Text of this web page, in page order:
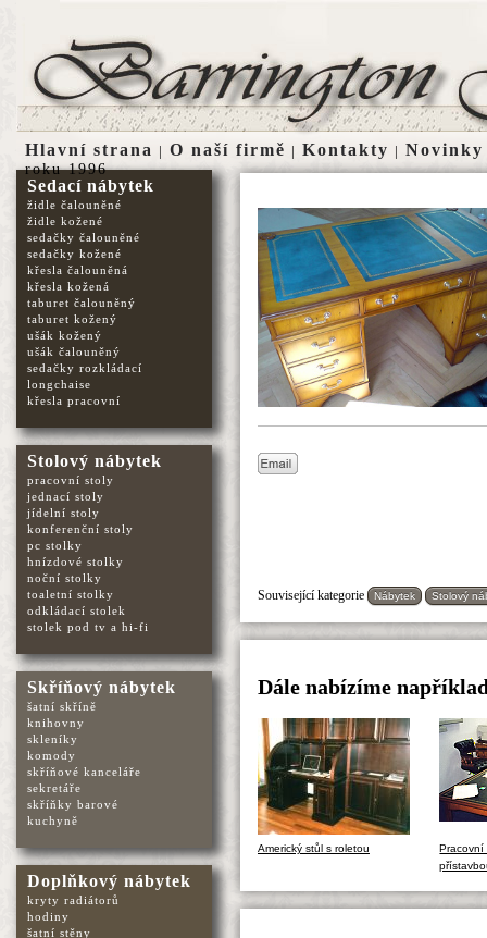
Související kategorie Nábytek Stolový
Dále nabízíme
Americký stůl s roletou
Pracovní
Sedací nábytek
židle čalouněné
židle kožené
sedačky čalouněné
sedačky kožené
křesla čalouněná
křesla kožená
taburet čalouněný
taburet kožený
ušák kožený
ušák čalouněný
sedačky rozkládací
longchaise
křesla pracovní
Stolový nábytek
pracovní stoly
jednací stoly
jídelní stoly
konferenční stoly
pc stolky
hnízdové stolky
noční stolky
toaletní stolky
odkládací stolek
stolek pod tv a hi-fi
Skříňový nábytek
šatní skříně
knihovny
skleníky
komody
skříňové kanceláře
sekretáře
skříňky barové
kuchyně
Doplňkový nábytek
kryty radiátorů
hodiny
šatní stěny
Hlavní strana | O naší firmě | Kontakty | Novinky
roku 1996